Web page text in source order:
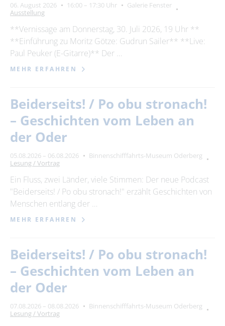
06. August 2026 16:00 – 17:30 Uhr
Galerie Fenster
Ausstellung
**Vernissage am Donnerstag, 30. Juli 2026, 19 Uhr **
**Einführung zu Moritz Götze: Gudrun Sailer** **Live:
Paul Peuker (E-Gitarre)** Der …
MEHR ERFAHREN
Beiderseits! / Po obu stronach!
– Geschichten vom Leben an
der Oder
05.08.2026 – 06.08.2026
Binnenschifffahrts-Museum Oderberg
Lesung / Vortrag
Ein Fluss, zwei Länder, viele Stimmen: Der neue Podcast
"Beiderseits! / Po obu stronach!" erzählt Geschichten von
Menschen entlang der …
MEHR ERFAHREN
Beiderseits! / Po obu stronach!
– Geschichten vom Leben an
der Oder
07.08.2026 – 08.08.2026
Binnenschifffahrts-Museum Oderberg
Lesung / Vortrag